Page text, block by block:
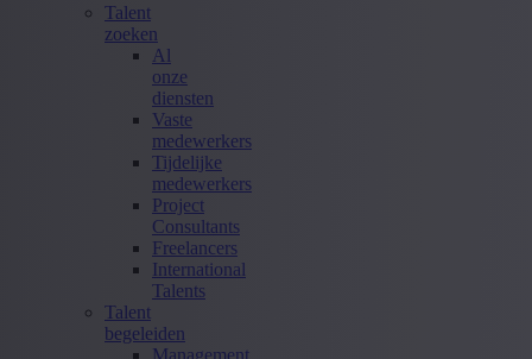
Talent
zoeken
Al
onze
diensten
Vaste
medewerkers
Tijdelijke
medewerkers
Project
Consultants
Freelancers
International
Talents
Talent
begeleiden
Management